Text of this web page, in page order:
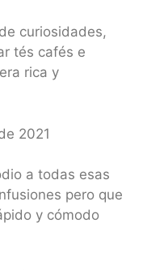
curiosidades,
tés cafés e
rica y
2021
a todas esas
pero que
y cómodo